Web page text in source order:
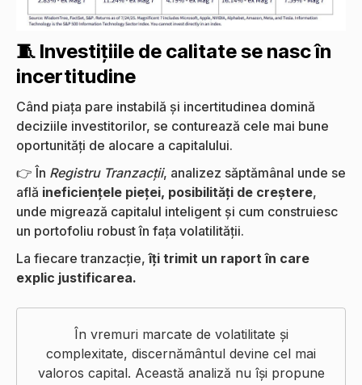
🧵 Investițiile de calitate se nasc în
incertitudine
Când piața pare instabilă și incertitudinea domină
deciziile investitorilor, se conturează cele mai bune
oportunități de alocare a capitalului.
👉 În Registru Tranzacții, analizez săptămânal unde se
află ineficiențele pieței, posibilități de creștere,
unde migrează capitalul inteligent și cum construiesc
un portofoliu robust în fața volatilității.
La fiecare tranzacție,îți trimit un raport în care
explic justificarea.
În vremuri marcate de volatilitate și
complexitate, discernământul devine cel mai
valoros capital. Această analiză nu își propune